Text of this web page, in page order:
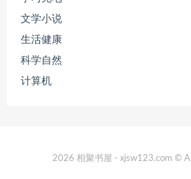
文学小说
生活健康
科学自然
计算机
2026 相聚书屋 - xjsw123.com ©